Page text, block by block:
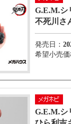
G.E.M.シ
不死川さ
発売日：
希望小売価
G.E.M.シ